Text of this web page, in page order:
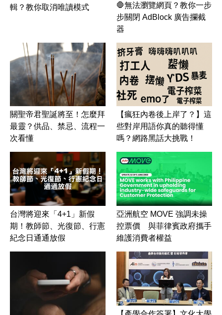
輯？教你取消唯讀模式
🛑無法瀏覽網頁？教你一步
步關閉 AdBlock 廣告攔截
器
關聖帝君聖誕將至！怎麼拜
最靈？供品、禁忌、流程一
次看懂
【瘋狂內卷後上岸了？】這
些對岸用語你真的聽得懂
嗎？網路黑話大挑戰！
台灣將迎來「4+1」新假
期！教師節、光復節、行憲
紀念日通通放假
亞洲航空 MOVE 強調未操
控票價 與菲律賓政府攜手
維護消費者權益